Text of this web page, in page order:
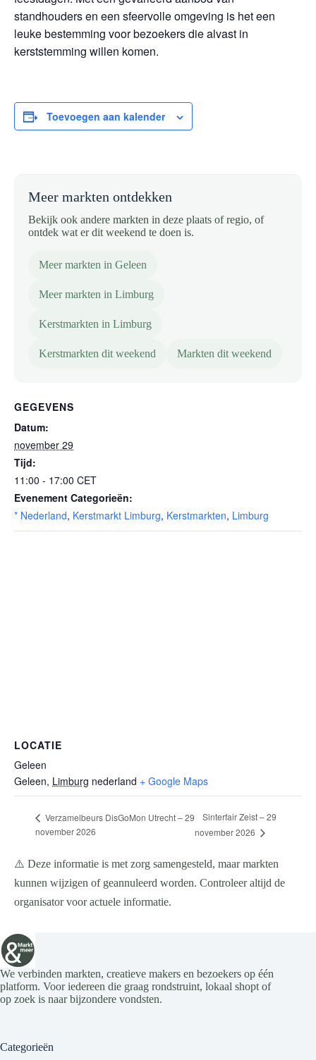
standhouders en een sfeervolle omgeving is het een
leuke bestemming voor bezoekers die alvast in
kerststemming willen komen.
Toevoegen aan kalender
Meer markten ontdekken
Bekijk ook andere markten in deze plaats of regio, of
ontdek wat er dit weekend te doen is.
Meer markten in Geleen
Meer markten in Limburg
Kerstmarkten in Limburg
Kerstmarkten dit weekend Markten dit weekend
GEGEVENS
Datum:
november 29
Tijd:
11:00 - 17:00 CET
Evenement Categorieën:
* Nederland, Kerstmarkt Limburg, Kerstmarkten, Limburg
LOCATIE
Geleen
Geleen, Limburg nederland + Google Maps
Verzamelbeurs DisGoMon Utrecht – 29
november 2026
Sinterfair Zeist – 29
november 2026
⚠️ Deze informatie is met zorg samengesteld, maar markten
kunnen wijzigen of geannuleerd worden. Controleer altijd de
organisator voor actuele informatie.
We verbinden markten, creatieve makers en bezoekers op één
platform. Voor iedereen die graag rondstruint, lokaal shopt of
op zoek is naar bijzondere vondsten.
Categorieën